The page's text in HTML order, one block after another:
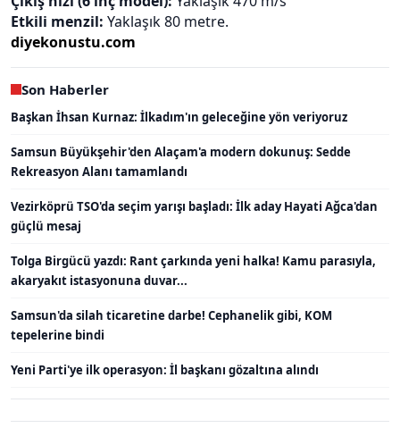
Etkili menzil: Yaklaşık 80 metre.
diyekonustu.com
Son Haberler
Başkan İhsan Kurnaz: İlkadım'ın geleceğine yön veriyoruz
Samsun Büyükşehir'den Alaçam'a modern dokunuş: Sedde
Rekreasyon Alanı tamamlandı
Vezirköprü TSO'da seçim yarışı başladı: İlk aday Hayati Ağca'dan
güçlü mesaj
Tolga Birgücü yazdı: Rant çarkında yeni halka! Kamu parasıyla,
akaryakıt istasyonuna duvar...
Samsun'da silah ticaretine darbe! Cephanelik gibi, KOM
tepelerine bindi
Yeni Parti'ye ilk operasyon: İl başkanı gözaltına alındı